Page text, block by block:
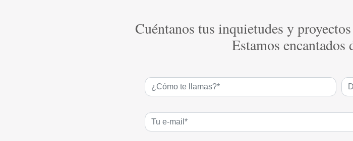
Cuéntanos tus inquietudes y
Estamos